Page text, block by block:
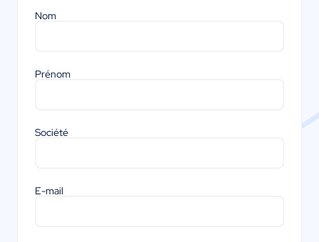
Nom
Prénom
Société
E-mail